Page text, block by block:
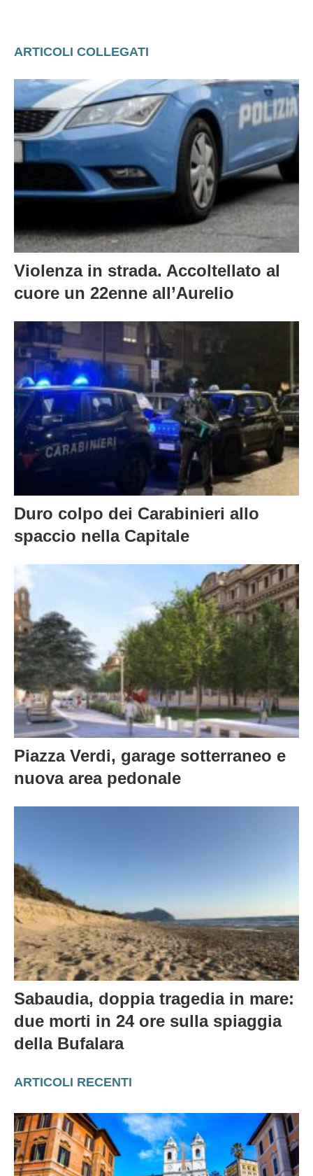
ARTICOLI COLLEGATI
Violenza in strada. Accoltellato al
cuore un 22enne all’Aurelio
Duro colpo dei Carabinieri allo
spaccio nella Capitale
Piazza Verdi, garage sotterraneo e
nuova area pedonale
Sabaudia, doppia tragedia in mare:
due morti in 24 ore sulla spiaggia
della Bufalara
ARTICOLI RECENTI